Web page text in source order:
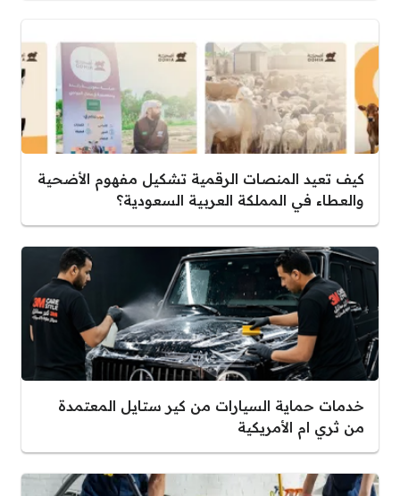
كيف تعيد المنصات الرقمية تشكيل مفهوم الأضحية
والعطاء في المملكة العربية السعودية؟
خدمات حماية السيارات من كير ستايل المعتمدة
من ثري ام الأمريكية